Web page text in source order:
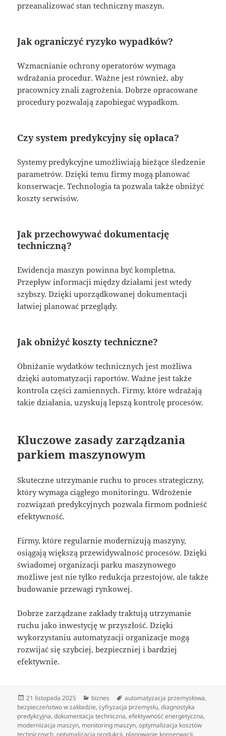
przeanalizować stan techniczny maszyn.
Jak ograniczyć ryzyko wypadków?
Wzmacnianie ochrony operatorów wymaga
wdrażania procedur. Ważne jest również, aby
pracownicy znali zagrożenia. Dobrze opracowane
procedury pozwalają zapobiegać wypadkom.
Czy system predykcyjny się opłaca?
Systemy predykcyjne umożliwiają bieżące śledzenie
parametrów. Dzięki temu firmy mogą planować
konserwacje. Technologia ta pozwala także obniżyć
koszty serwisów.
Jak przechowywać dokumentację
techniczną?
Ewidencja maszyn powinna być kompletna.
Przepływ informacji między działami jest wtedy
szybszy. Dzięki uporządkowanej dokumentacji
łatwiej planować przeglądy.
Jak obniżyć koszty techniczne?
Obniżanie wydatków technicznych jest możliwa
dzięki automatyzacji raportów. Ważne jest także
kontrola części zamiennych. Firmy, które wdrażają
takie działania, uzyskują lepszą kontrolę procesów.
Kluczowe zasady zarządzania
parkiem maszynowym
Skuteczne utrzymanie ruchu to proces strategiczny,
który wymaga ciągłego monitoringu. Wdrożenie
rozwiązań predykcyjnych pozwala firmom podnieść
efektywność.
Firmy, które regularnie modernizują maszyny,
osiągają większą przewidywalność procesów. Dzięki
świadomej organizacji parku maszynowego
możliwe jest nie tylko redukcja przestojów, ale także
budowanie przewagi rynkowej.
Dobrze zarządzane zakłady traktują utrzymanie
ruchu jako inwestycję w przyszłość. Dzięki
wykorzystaniu automatyzacji organizacje mogą
rozwijać się szybciej, bezpieczniej i bardziej
efektywnie.
Data
publikacji
21 listopada 2025 Kategorie
biznes Tagi
automatyzacja przemysłowa,
bezpieczeństwo w zakładzie,cyfryzacja przemysłu,diagnostyka
predykcyjna,dokumentacja techniczna,efektywność energetyczna,
modernizacja maszyn, monitoring maszyn,optymalizacja kosztów
technicznych,optymalizacja produkcji, planowanie konserwacji,